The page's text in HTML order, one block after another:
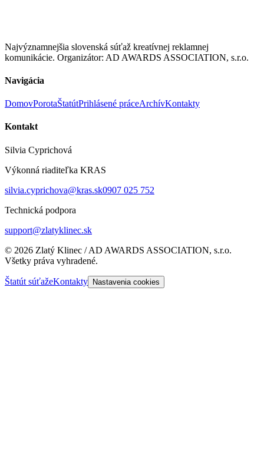
Najvýznamnejšia slovenská súťaž kreatívnej reklamnej
komunikácie. Organizátor: AD AWARDS ASSOCIATION, s.r.o.
Navigácia
DomovPorotaŠtatútPrihlásené práceArchívKontakty
Kontakt
Silvia Cyprichová
Výkonná riaditeľka KRAS
silvia.cyprichova@kras.sk0907 025 752
Technická podpora
support@zlatyklinec.sk
© 2026 Zlatý Klinec / AD AWARDS ASSOCIATION, s.r.o.
Všetky práva vyhradené.
Štatút súťažeKontakty Nastavenia cookies